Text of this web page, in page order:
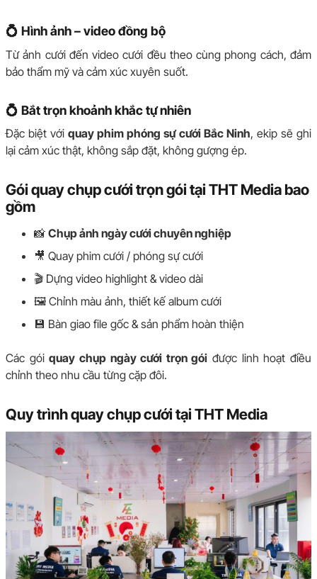
💍 Hình ảnh – video đồng bộ
Từ ảnh cưới đến video cưới đều theo cùng phong cách, đảm
bảo thẩm mỹ và cảm xúc xuyên suốt.
💍 Bắt trọn khoảnh khắc tự nhiên
Đặc biệt vớiquay phim phóng sự cưới Bắc Ninh, ekip sẽ ghi
lại cảm xúc thật, không sắp đặt, không gượng ép.
Gói quay chụp cưới trọn gói tại THT Media bao
gồm
📸 Chụp ảnh ngày cưới chuyên nghiệp
🎥 Quay phim cưới / phóng sự cưới
🎬 Dựng video highlight & video dài
🖼️ Chỉnh màu ảnh, thiết kế album cưới
💾 Bàn giao file gốc & sản phẩm hoàn thiện
Các góiquay chụp ngày cưới trọn gói được linh hoạt điều
chỉnh theo nhu cầu từng cặp đôi.
Quy trình quay chụp cưới tại THT Media